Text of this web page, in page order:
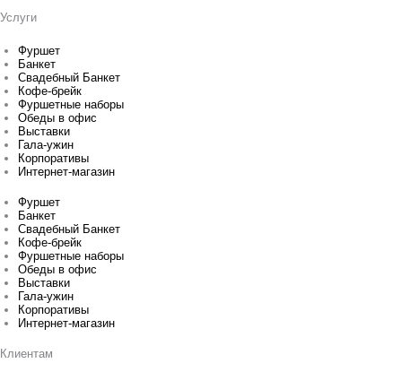
Услуги
Фуршет
Банкет
Свадебный Банкет
Кофе-брейк
Фуршетные наборы
Обеды в офис
Выставки
Гала-ужин
Корпоративы
Интернет-магазин
Фуршет
Банкет
Свадебный Банкет
Кофе-брейк
Фуршетные наборы
Обеды в офис
Выставки
Гала-ужин
Корпоративы
Интернет-магазин
Клиентам